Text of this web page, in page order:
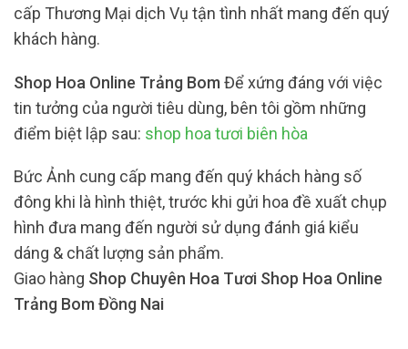
cấp Thương Mại dịch Vụ tận tình nhất mang đến quý
khách hàng.
Shop Hoa Online Trảng BomĐể xứng đáng với việc
tin tưởng của người tiêu dùng, bên tôi gồm những
điểm biệt lập sau: shop hoa tươi biên hòa
Bức Ảnh cung cấp mang đến quý khách hàng số
đông khi là hình thiệt, trước khi gửi hoa đề xuất chụp
hình đưa mang đến người sử dụng đánh giá kiểu
dáng & chất lượng sản phẩm.
Giao hàng Shop Chuyên Hoa Tươi Shop Hoa Online
Trảng Bom Đồng Nai